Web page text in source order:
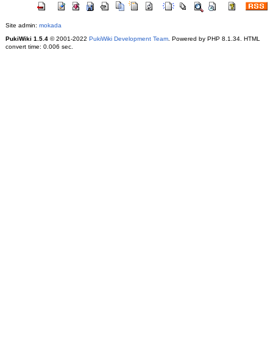
Site admin: mokada
PukiWiki 1.5.4© 2001-2022 PukiWiki Development Team. Powered by PHP 8.1.34. HTML
convert time: 0.006 sec.